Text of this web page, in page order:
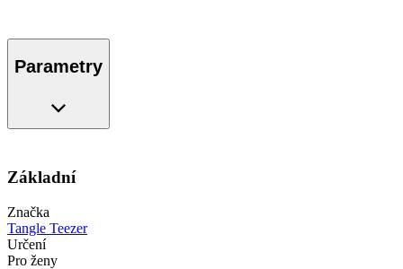
Parametry
Základní
Značka
Tangle Teezer
Určení
Pro ženy